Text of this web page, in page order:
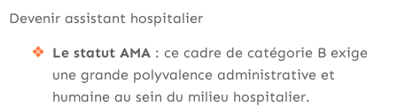
Devenir assistant hospitalier
Le statut AMA : ce cadre de catégorie B exige
une grande polyvalence administrative et
humaine au sein du milieu hospitalier.